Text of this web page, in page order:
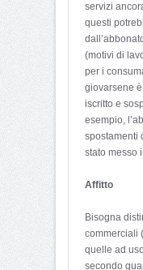
servizi
questi
(motivi di
per i
giovarsene
iscritto e
esempio,
spostamenti
stato messo
Affitto
Bisogna
commerciali
quelle ad
secondo